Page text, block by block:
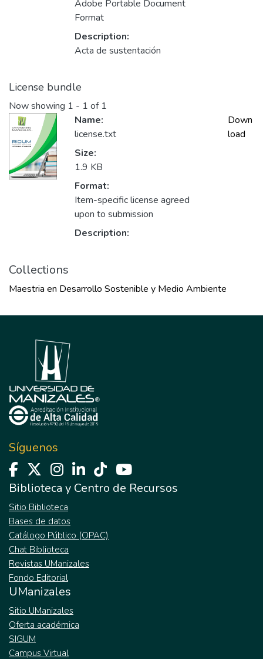
Adobe Portable Document
Format
Description:
Acta de sustentación
License bundle
Now showing 1 - 1 of 1
Name:
license.txt
Size:
1.9 KB
Format:
Item-specific license agreed
upon to submission
Description:
Down
load
Collections
Maestria en Desarrollo Sostenible y Medio Ambiente
Síguenos
Biblioteca y Centro de Recursos
Sitio Biblioteca
Bases de datos
Catálogo Público (OPAC)
Chat Biblioteca
Revistas UManizales
Fondo Editorial
UManizales
Sitio UManizales
Oferta académica
SIGUM
Campus Virtual